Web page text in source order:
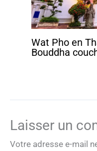
Wat Pho en
Bouddha
Laisser un
Votre adresse e-mail